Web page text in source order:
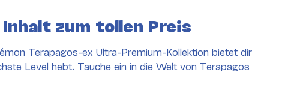
zum tollen Preis
Terapagos-ex Ultra-Premium-Kollektion bietet dir
Level hebt. Tauche ein in die Welt von Terapagos